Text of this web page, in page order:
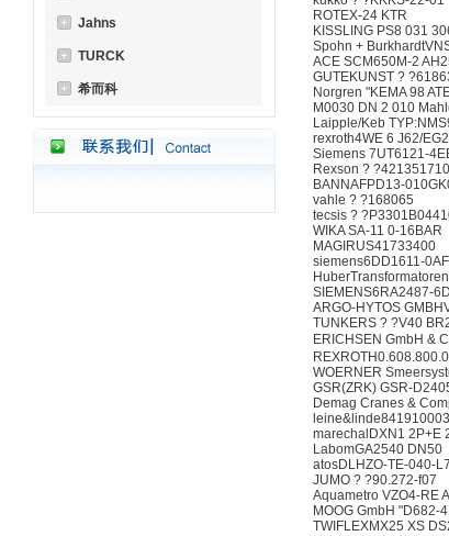
Jahns
TURCK
希而科
ROTEX-24 KTR
KISSLING PS8 031
Spohn +
ACE SCM650M-2
GUTEKUNST ?
Norgren "KEMA 98
M0030 DN 2 010
Laipple/Keb
rexroth4WE 6 J62/
Siemens 7UT6121-
Rexson ?
BANNAFPD13-
vahle ? ?168065
tecsis ?
WIKA SA-11 0-16BAR
MAGIRUS41733400
siemens6DD1611-
SIEMENS6RA2487-
ARGO-HYTOS
TUNKERS ? ?V40
ERICHSEN GmbH &
WOERNER
GSR(ZRK) GSR-
Demag Cranes &
marechalDXN1 2P+E
LabomGA2540 DN50
atosDLHZO-TE-040-
JUMO ? ?90.272-f07
Aquametro VZO4-RE
MOOG GmbH "D682-
TWIFLEXMX25 XS